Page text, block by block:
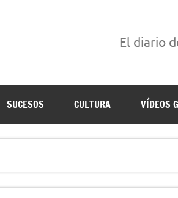
El diario
SUCESOS CULTURA VÍDEOS